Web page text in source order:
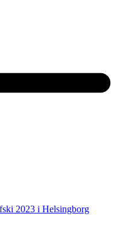
2023 i Helsingborg